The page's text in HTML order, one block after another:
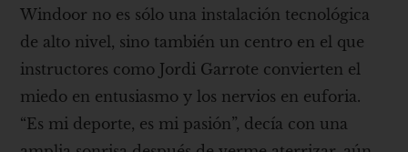
Windoor no es sólo una instalación tecnológica
de alto nivel, sino también un centro en el que
instructores como Jordi Garrote convierten el
miedo en entusiasmo y los nervios en euforia.
“Es mi deporte, es mi pasión”, decía con una